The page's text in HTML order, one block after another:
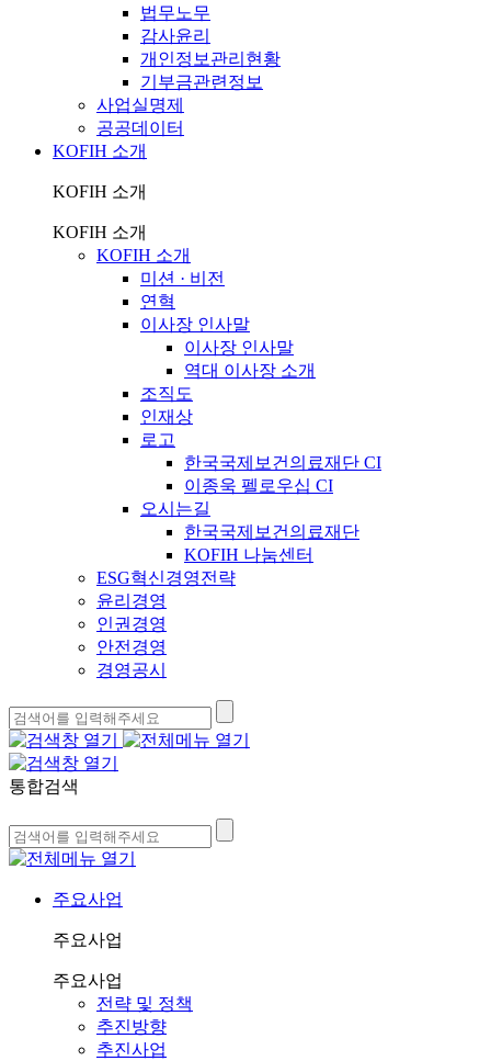
법무노무
감사윤리
개인정보관리현황
기부금관련정보
사업실명제
공공데이터
KOFIH 소개
KOFIH 소개
KOFIH 소개
KOFIH 소개
미션 · 비전
연혁
이사장 인사말
이사장 인사말
역대 이사장 소개
조직도
인재상
로고
한국국제보건의료재단 CI
이종욱 펠로우십 CI
오시는길
한국국제보건의료재단
KOFIH 나눔센터
ESG혁신경영전략
윤리경영
인권경영
안전경영
경영공시
통합검색
주요사업
주요사업
주요사업
전략 및 정책
추진방향
추진사업